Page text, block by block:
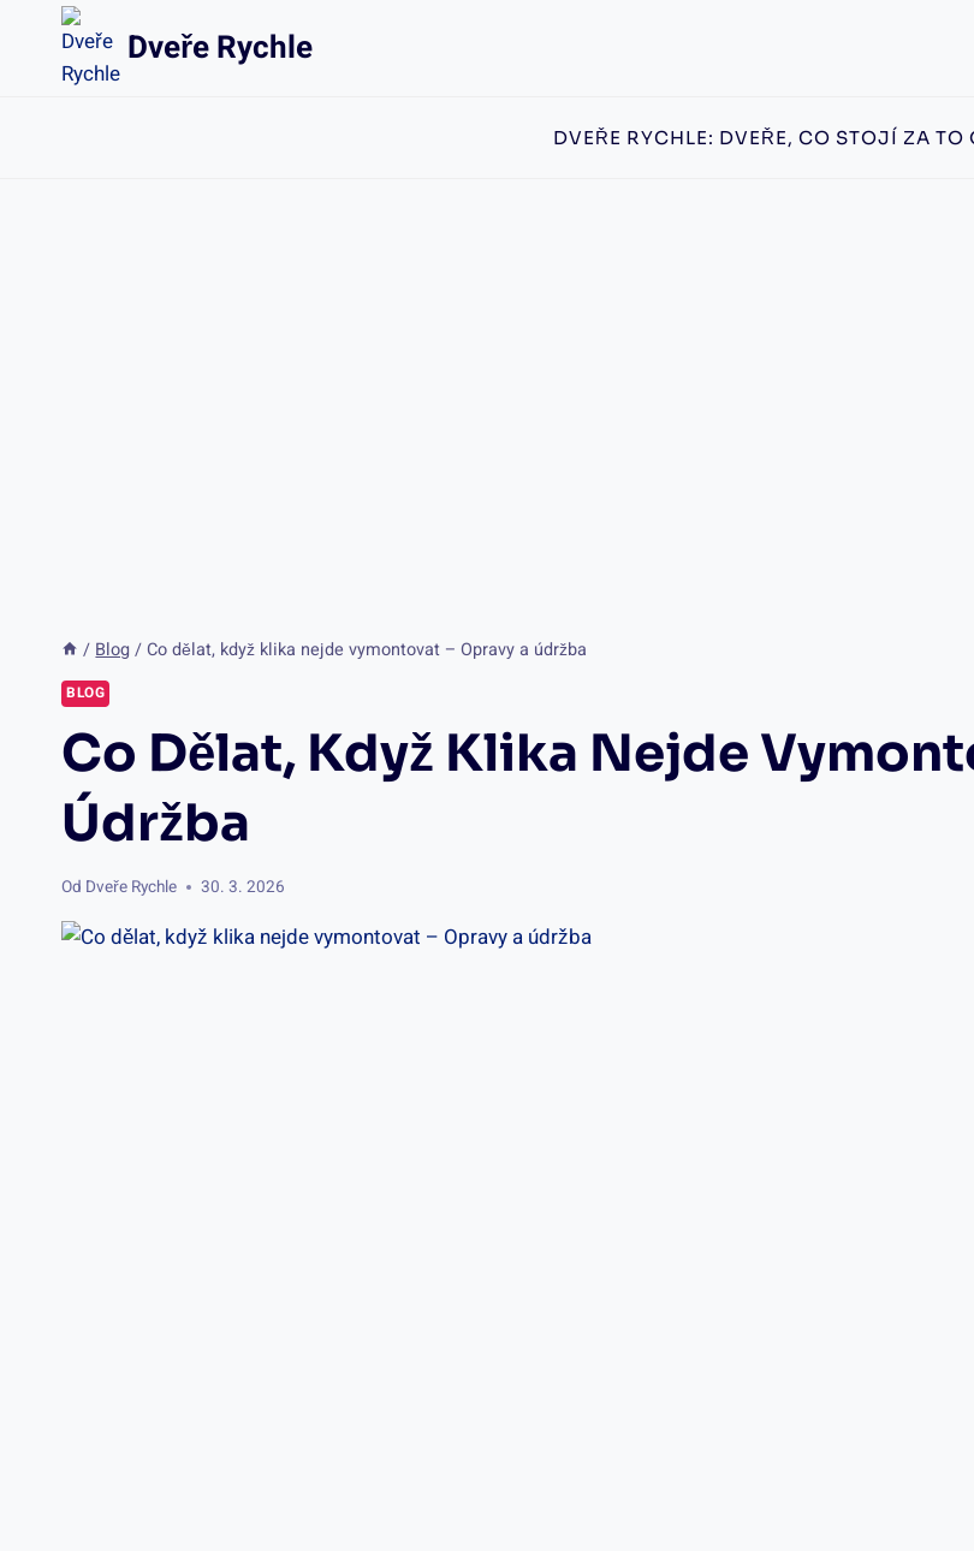
Přeskočit
Dveře Rychle
DVEŘE RYCHLE: DVEŘE, CO STOJÍ ZA TO
/ Blog / Co dělat, když klika nejde vymontovat – Opravy a údržba
BLOG
Co Dělat, Když Klika Nejde
Údržba
Od Dveře Rychle 30. 3. 2026